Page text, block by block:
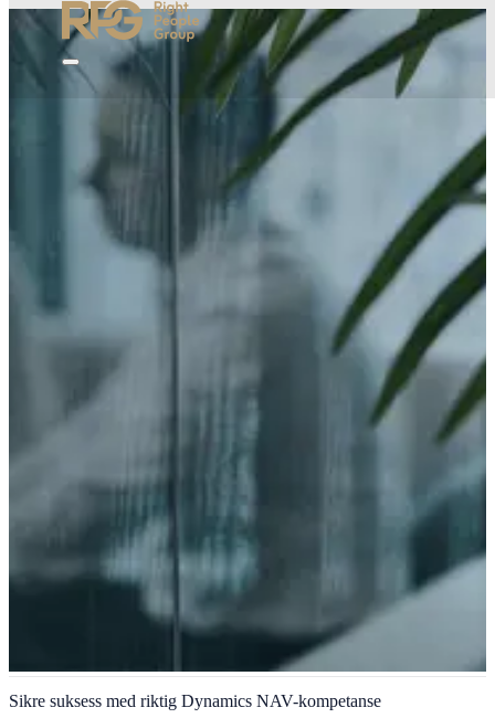
Dynamics NAV-arkitektur og implementering
Sikre suksess med riktig Dynamics NAV-kompetanse